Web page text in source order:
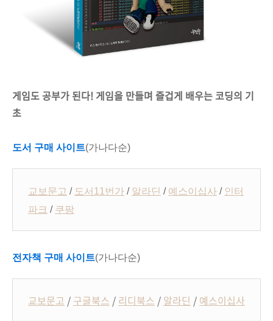
게임도 공부가 된다! 게임을 만들며 즐겁게 배우는 코딩의 기
초
도서 구매 사이트(가나다순)
교보문고 / 도서11번가 / 알라딘 / 예스이십사 / 인터
파크 / 쿠팡
전자책 구매 사이트(가나다순)
교보문고 / 구글북스 / 리디북스 / 알라딘 / 예스이십사